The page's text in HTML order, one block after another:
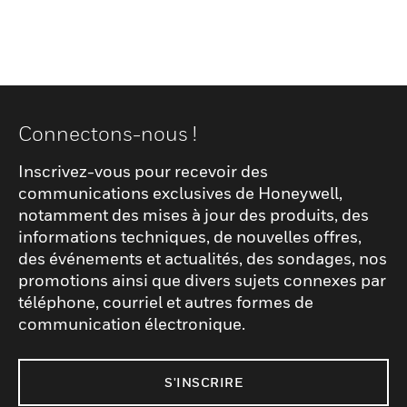
Connectons-nous !
Inscrivez-vous pour recevoir des
communications exclusives de Honeywell,
notamment des mises à jour des produits, des
informations techniques, de nouvelles offres,
des événements et actualités, des sondages, nos
promotions ainsi que divers sujets connexes par
téléphone, courriel et autres formes de
communication électronique.
S'INSCRIRE